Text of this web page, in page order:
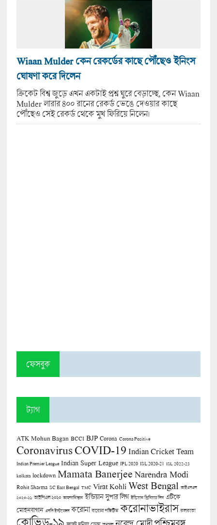
Wiaan Mulder কেন রেকর্ডের কাছে পৌঁছেও ইনিংস
ঘোষণা করে দিলেন
ক্রিকেট বিশ্ব জুড়ে এখন একটাই প্রশ্ন ঘুরে বেড়াচ্ছে, কেন Wiaan
Mulder লারার ৪০০ রানের রেকর্ড ভেঙে দেওয়ার কাছে
পৌঁছেও সেই রেকর্ড থেকে মুখ ফিরিয়ে নিলেন।
ফেসবুক
ট্যাগ
ATK Mohun Bagan BCCI BJP Corona Corona Positive
CoronavirusCOVID-19 Indian Cricket Team
Indian Premier League Indian Super League IPL 2020 ISL 2020-21 ISL 2022-23
kolkata lockdown Mamata Banerjee Narendra Modi
Rohit Sharma SC East Bengal TMC Virat Kohli West Bengal আইএসএল
২০২০-২১ আইপিএল ২০২০ আফগানিস্তান ইন্ডিয়ান সুপার লিগ ইন্ডিয়ান প্রিমিয়ার লিগ এটিকে
মোহনবাগান এসসি ইস্টবেঙ্গল করোনা করোনা পজিটিভ করোনাভাইরাস কলকাতা
কোভিড-১৯